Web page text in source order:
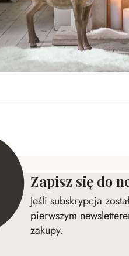
Zapisz się do
Jeśli subskrypcja
pierwszym
zakupy.